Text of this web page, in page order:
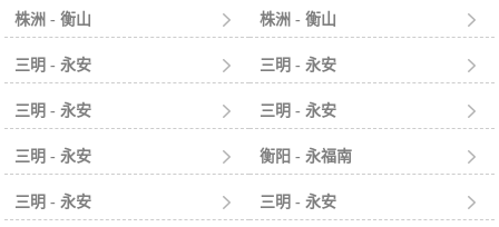
株洲 - 衡山  株洲 - 衡山 
三明 - 永安  三明 - 永安 
三明 - 永安  三明 - 永安 
三明 - 永安  衡阳 - 永福南 
三明 - 永安  三明 - 永安 